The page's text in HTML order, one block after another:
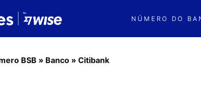
NÚMERO DO
BSB » Banco » Citibank